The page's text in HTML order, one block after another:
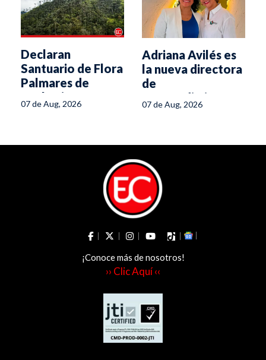
Declaran
Santuario de Flora
Palmares de
Tochecito
07 de Aug, 2026
Adriana Avilés es
la nueva directora
de
Emprendimiento
de la Secretaría
07 de Aug, 2026
¡Conoce más de nosotros!
›› Clic Aquí ‹‹